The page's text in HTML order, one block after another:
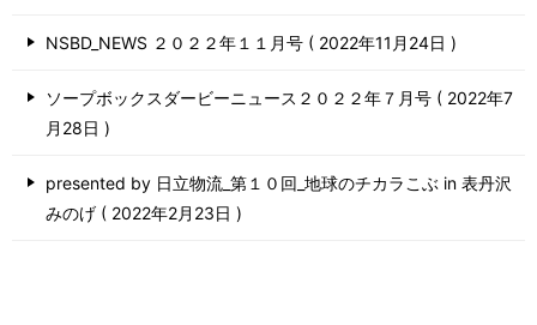
NSBD_NEWS ２０２２年１１月号 2022年11月24日
ソープボックスダービーニュース２０２２年７月号
2022年7
月28日
presented by 日立物流_第１０回_地球のチカラこぶ in 表丹沢
みのげ
2022年2月23日